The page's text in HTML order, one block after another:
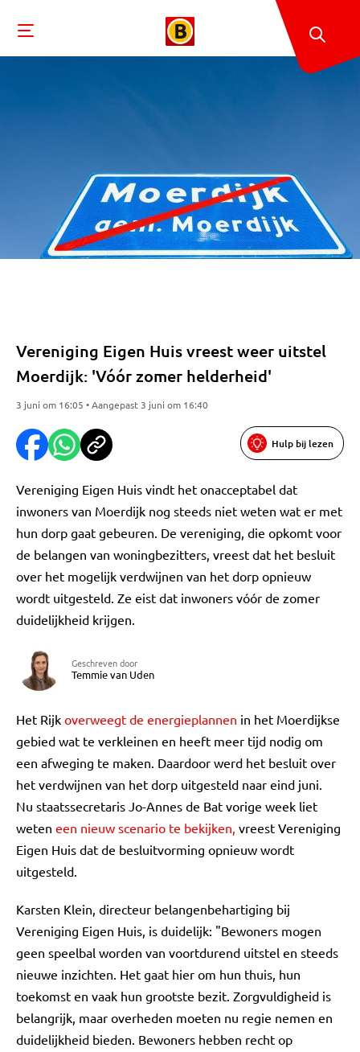
Vereniging Eigen Huis vreest weer uitstel
Moerdijk: 'Vóór zomer helderheid'
3 juni om 16:05 • Aangepast 3 juni om 16:40
Hulp bij lezen
Vereniging Eigen Huis vindt het onacceptabel dat
inwoners van Moerdijk nog steeds niet weten wat er met
hun dorp gaat gebeuren. De vereniging, die opkomt voor
de belangen van woningbezitters, vreest dat het besluit
over het mogelijk verdwijnen van het dorp opnieuw
wordt uitgesteld. Ze eist dat inwoners vóór de zomer
duidelijkheid krijgen.
Geschreven door
Temmie van Uden
Het Rijk overweegt de energieplannen in het Moerdijkse
gebied wat te verkleinen en heeft meer tijd nodig om
een afweging te maken. Daardoor werd het besluit over
het verdwijnen van het dorp uitgesteld naar eind juni.
Nu staatssecretaris Jo-Annes de Bat vorige week liet
weten een nieuw scenario te bekijken, vreest Vereniging
Eigen Huis dat de besluitvorming opnieuw wordt
uitgesteld.
Karsten Klein, directeur belangenbehartiging bij
Vereniging Eigen Huis, is duidelijk: "Bewoners mogen
geen speelbal worden van voortdurend uitstel en steeds
nieuwe inzichten. Het gaat hier om hun thuis, hun
toekomst en vaak hun grootste bezit. Zorgvuldigheid is
belangrijk, maar overheden moeten nu regie nemen en
duidelijkheid bieden. Bewoners hebben recht op